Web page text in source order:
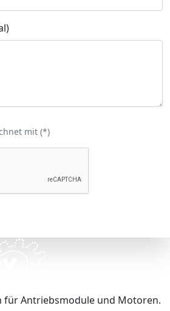
mit (*)
für Antriebsmodule und Motoren.